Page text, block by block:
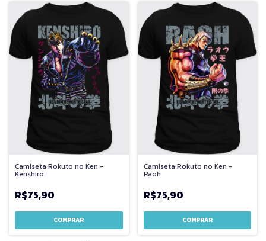
Camiseta Rokuto no Ken -
Kenshiro
R$75,90
COMPRAR
Camiseta Rokuto no Ken -
Raoh
R$75,90
COMPRAR